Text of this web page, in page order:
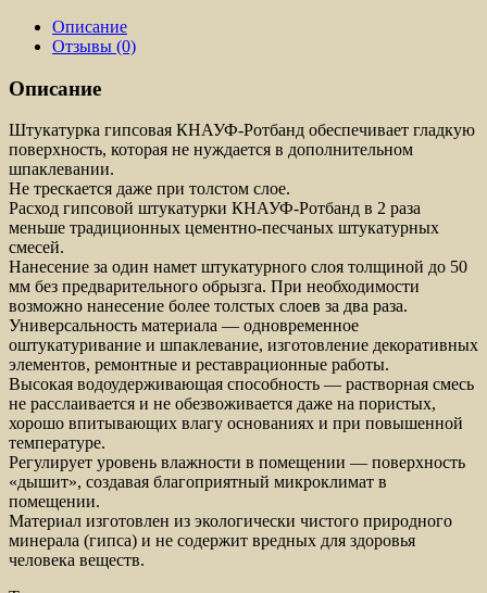
Описание
Отзывы (0)
Описание
Штукатурка гипсовая КНАУФ-Ротбанд обеспечивает гладкую
поверхность, которая не нуждается в дополнительном
шпаклевании.
Не трескается даже при толстом слое.
Расход гипсовой штукатурки КНАУФ-Ротбанд в 2 раза
меньше традиционных цементно-песчаных штукатурных
смесей.
Нанесение за один намет штукатурного слоя толщиной до 50
мм без предварительного обрызга. При необходимости
возможно нанесение более толстых слоев за два раза.
Универсальность материала — одновременное
оштукатуривание и шпаклевание, изготовление декоративных
элементов, ремонтные и реставрационные работы.
Высокая водоудерживающая способность — растворная смесь
не расслаивается и не обезвоживается даже на пористых,
хорошо впитывающих влагу основаниях и при повышенной
температуре.
Регулирует уровень влажности в помещении — поверхность
«дышит», создавая благоприятный микроклимат в
помещении.
Материал изготовлен из экологически чистого природного
минерала (гипса) и не содержит вредных для здоровья
человека веществ.